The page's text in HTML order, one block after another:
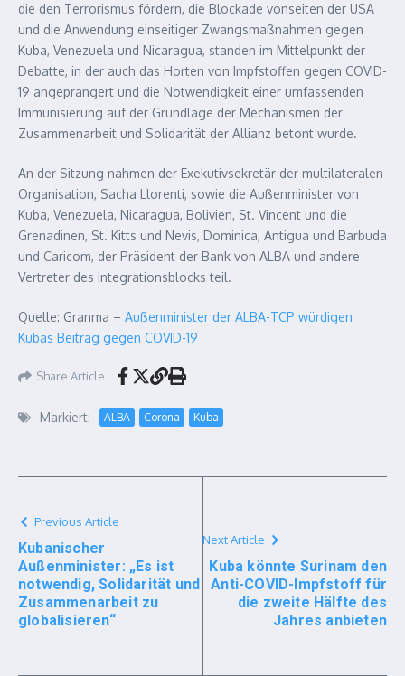
die den Terrorismus fördern, die Blockade vonseiten der USA
und die Anwendung einseitiger Zwangsmaßnahmen gegen
Kuba, Venezuela und Nicaragua, standen im Mittelpunkt der
Debatte, in der auch das Horten von Impfstoffen gegen COVID-
19 angeprangert und die Notwendigkeit einer umfassenden
Immunisierung auf der Grundlage der Mechanismen der
Zusammenarbeit und Solidarität der Allianz betont wurde.
An der Sitzung nahmen der Exekutivsekretär der multilateralen
Organisation, Sacha Llorenti, sowie die Außenminister von
Kuba, Venezuela, Nicaragua, Bolivien, St. Vincent und die
Grenadinen, St. Kitts und Nevis, Dominica, Antigua und Barbuda
und Caricom, der Präsident der Bank von ALBA und andere
Vertreter des Integrationsblocks teil.
Quelle: Granma – Außenminister der ALBA-TCP würdigen
Kubas Beitrag gegen COVID-19
Share Article
Markiert: ALBA Corona Kuba
Previous Article
Kubanischer
Außenminister: „Es ist
notwendig, Solidarität und
Zusammenarbeit zu
globalisieren“
Next Article
Kuba könnte Surinam den
Anti-COVID-Impfstoff für
die zweite Hälfte des
Jahres anbieten